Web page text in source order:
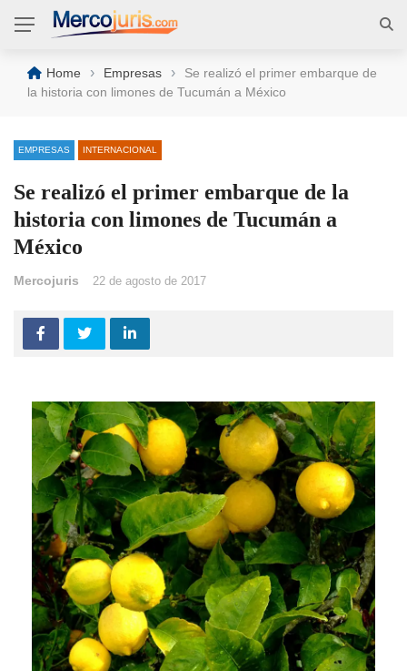
Home › Empresas ›
Se realizó el primer embarque de
la historia con limones de Tucumán a México
EMPRESAS INTERNACIONAL
Se realizó el primer embarque de la
historia con limones de Tucumán a
México
Mercojuris 22 de agosto de 2017